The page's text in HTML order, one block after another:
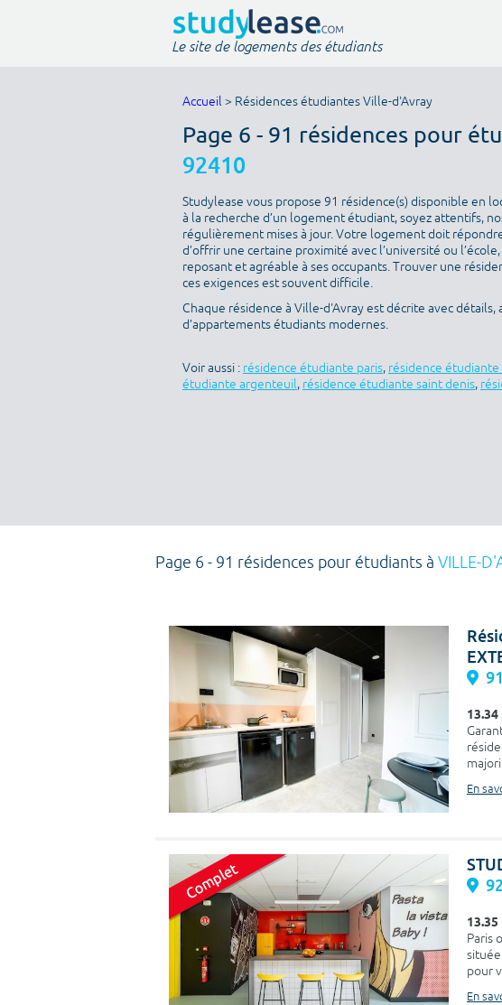
Le site de logements des étudiants
Accueil > Résidences étudiantes Ville-d'Avray
Page 6 - 91 résidences pour
92410
Studylease vous propose 91 résidence(s) disponible en
à la recherche d’un logement étudiant, soyez attentifs,
régulièrement mises à jour. Votre logement doit
d’offrir une certaine proximité avec l’université ou
reposant et agréable à ses occupants. Trouver une
ces exigences est souvent difficile.
Chaque résidence à Ville-d'Avray est décrite avec
d’appartements étudiants modernes.
Voir aussi : résidence étudiante paris, résidence
étudiante argenteuil, résidence étudiante saint denis,
Page 6 - 91 résidences pour étudiants à VILLE-
13.34
En
13.35
Paris
pour
En